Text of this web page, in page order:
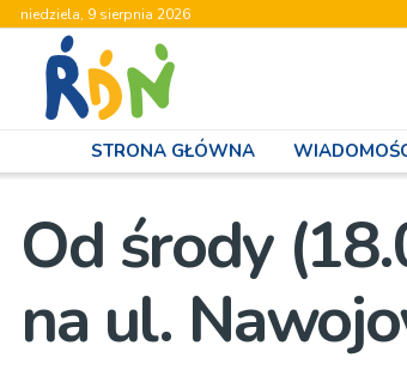
niedziela, 9 sierpnia 2026
STRONA GŁÓWNA
Od środy
na ul.